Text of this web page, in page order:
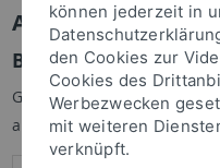
Anmelden
Benutzeranmeldung
Geben Sie Ihren
anzumelden:
können jederzeit in
den Cookies zur
Cookies des
Werbezwecken
mit weiteren
verknüpft.